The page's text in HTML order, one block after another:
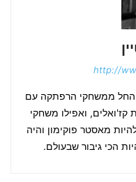
http://
החל ממשחקי הרפתקה עם
קז'ואלים, ואפילו משחקי
מאסטר פוקימון והיה
הכי גיבור שבעולם.